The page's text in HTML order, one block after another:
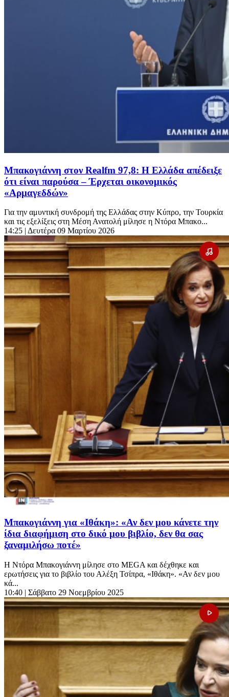
Μπακογιάννη στον Realfm 97,8: Η Ελλάδα απέδειξε
ότι είναι παρούσα – Έρχεται οικονομικός
«Αρμαγεδδών»
Για την αμυντική συνδρομή της Ελλάδας στην Κύπρο, την Τουρκία
και τις εξελίξεις στη Μέση Ανατολή μίλησε η Ντόρα Μπακο...
14:25 | Δευτέρα 09 Μαρτίου 2026
Μπακογιάννη για «Ιθάκη»: «Αν δεν μου κάνετε την
ίδια διαφήμιση στο δικό μου βιβλίο, δεν θα σας
ξαναμιλήσω ποτέ»
Η Ντόρα Μπακογιάννη μίλησε στο MEGA και δέχθηκε και
ερωτήσεις για το βιβλίο του Αλέξη Τσίπρα, «Ιθάκη». «Αν δεν μου
κά...
10:40 | Σάββατο 29 Νοεμβρίου 2025